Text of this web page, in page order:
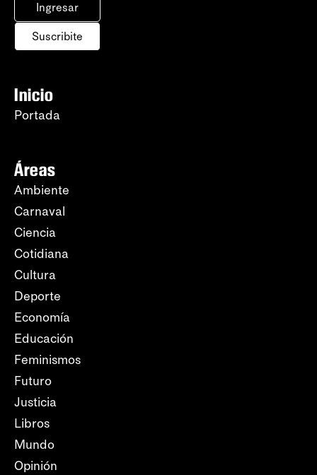
Ingresar
Suscribite
Inicio
Portada
Áreas
Ambiente
Carnaval
Ciencia
Cotidiana
Cultura
Deporte
Economía
Educación
Feminismos
Futuro
Justicia
Libros
Mundo
Opinión